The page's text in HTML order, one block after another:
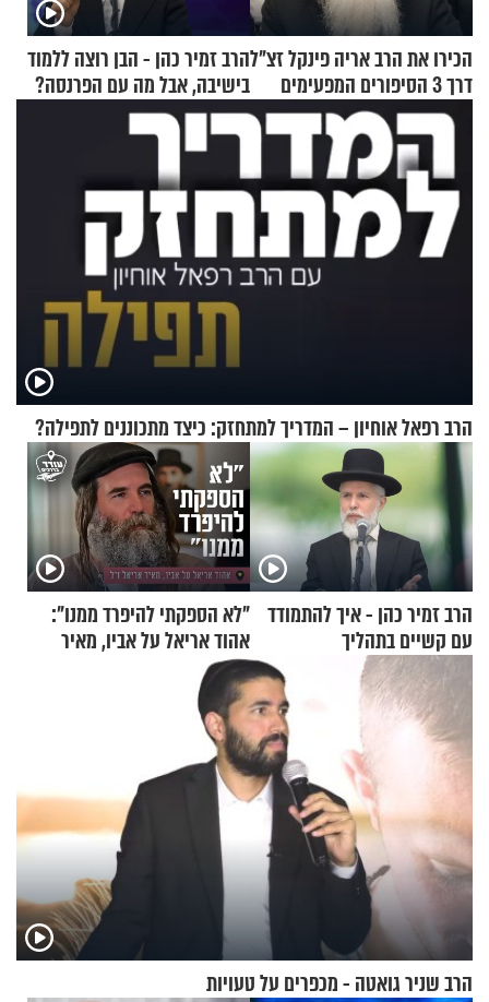
הכירו את הרב אריה פינקל זצ"ל
דרך 3 הסיפורים המפעימים
האלה
הרב זמיר כהן - הבן רוצה ללמוד
בישיבה, אבל מה עם הפרנסה?
הרב רפאל אוחיון – המדריך למתחזק: כיצד מתכוננים לתפילה?
הרב זמיר כהן - איך להתמודד
עם קשיים בתהליך
ההתחזקות?
"לא הספקתי להיפרד ממנו":
אהוד אריאל על אביו, מאיר
אריאל ז"ל
הרב שניר גואטה - מכפרים על טעויות